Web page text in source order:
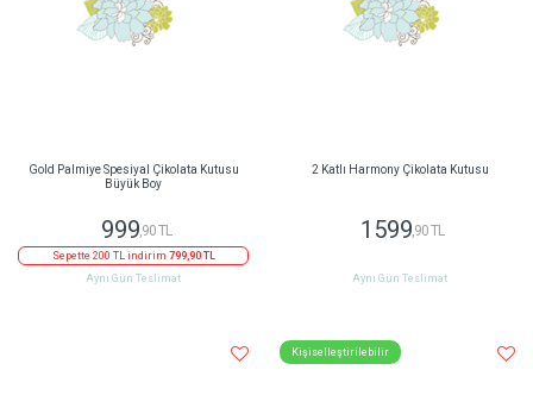
Gold Palmiye Spesiyal Çikolata Kutusu
Büyük Boy
999,90 TL
Sepette 200 TL indirim 799,90 TL
Aynı Gün Teslimat
2 Katlı Harmony Çikolata Kutusu
1599,90 TL
Aynı Gün Teslimat
Kişiselleştirilebilir